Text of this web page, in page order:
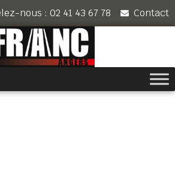
nous : 02 41 43 67 78 Contact